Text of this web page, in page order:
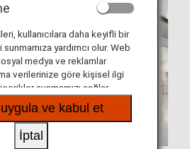
kullanıcılara daha keyifli bir
yardımcı olur. Web
medya ve reklamlar
verilerinize göre kişisel ilgi
sunmamızı sağlar.
ve kabul et
İptal